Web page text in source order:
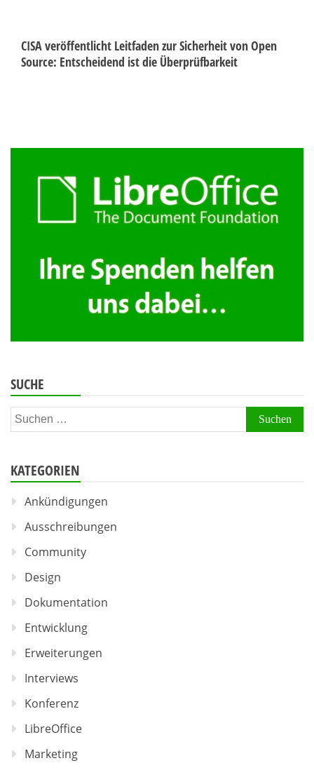
CISA veröffentlicht Leitfaden zur Sicherheit von Open
Source: Entscheidend ist die Überprüfbarkeit
SUCHE
Suchen
nach:
KATEGORIEN
Ankündigungen
Ausschreibungen
Community
Design
Dokumentation
Entwicklung
Erweiterungen
Interviews
Konferenz
LibreOffice
Marketing